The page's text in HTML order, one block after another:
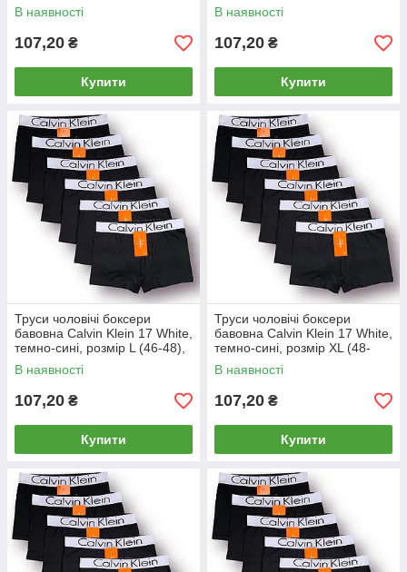
013047
В наявності
107,20 ₴
Купити
013048
В наявності
107,20 ₴
Купити
Труси чоловічі боксери
бавовна Calvin Klein 17 White,
темно-сині, розмір L (46-48),
013049
В наявності
107,20 ₴
Купити
Труси чоловічі боксери
бавовна Calvin Klein 17 White,
темно-сині, розмір XL (48-
50), 013050
В наявності
107,20 ₴
Купити